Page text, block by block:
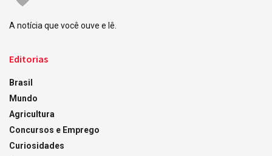
A notícia que você ouve e lê.
Editorias
Brasil
Mundo
Agricultura
Concursos e Emprego
Curiosidades